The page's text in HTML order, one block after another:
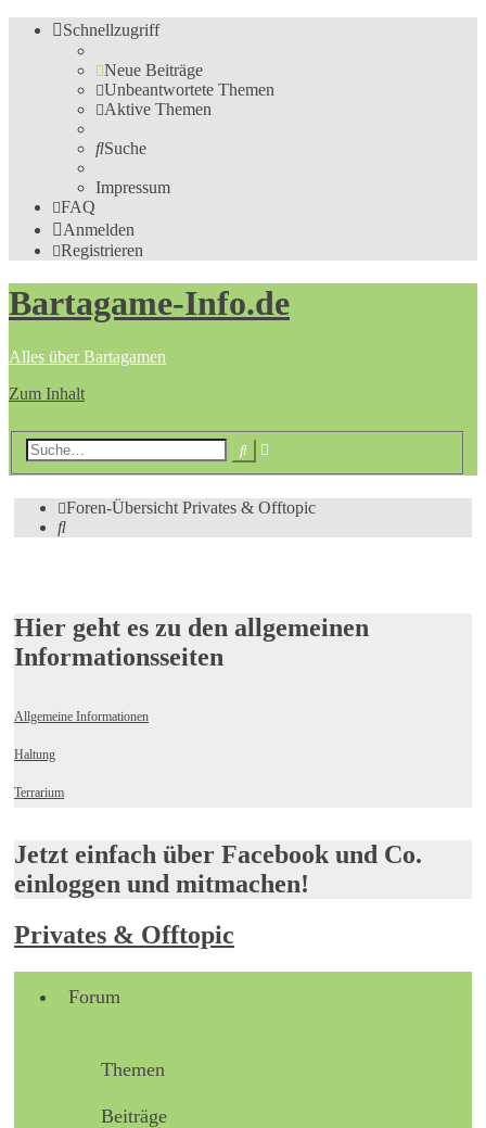
Schnellzugriff
Neue Beiträge
Unbeantwortete Themen
Aktive Themen
Suche
Impressum
FAQ
Anmelden
Registrieren
Bartagame-Info.de
Alles über Bartagamen
Zum Inhalt
Suche
Foren-Übersicht Privates & Offtopic
Suche
Hier geht es zu den allgemeinen
Informationsseiten
Allgemeine Informationen
Haltung
Terrarium
Jetzt einfach über Facebook und Co.
einloggen und mitmachen!
Privates & Offtopic
Forum
Themen
Beiträge